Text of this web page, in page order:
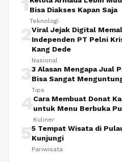
1 Bisa Diakses Kapan Saja
Teknologi
2Viral Jejak Digital
Independen PT Pelni
Kang Dede
Nasional
33 Alasan Mengapa Jual
Bisa Sangat
Tips
4Cara Membuat Donat
untuk Menu Berbuka
Kuliner
55 Tempat Wisata di
Kunjungi
Pariwisata